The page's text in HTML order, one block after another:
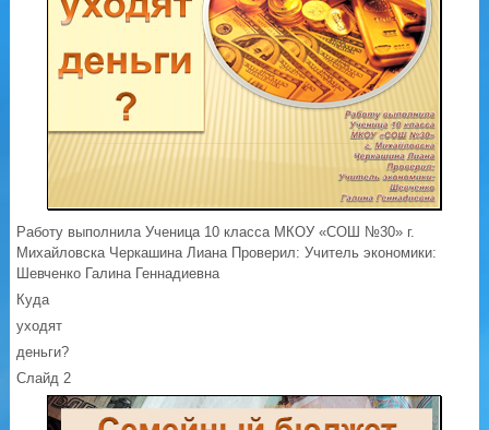
Работу выполнила Ученица 10 класса МКОУ «СОШ №30» г.
Михайловска Черкашина Лиана Проверил: Учитель экономики:
Шевченко Галина Геннадиевна
Куда
уходят
деньги?
Слайд 2